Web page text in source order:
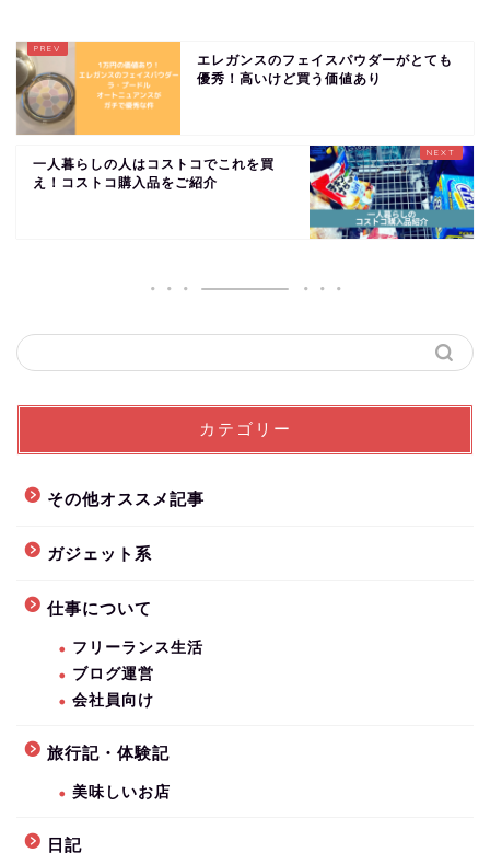
エレガンスのフェイスパウダーがとても
優秀！高いけど買う価値あり
一人暮らしの人はコストコでこれを買
え！コストコ購入品をご紹介
カテゴリー
その他オススメ記事
ガジェット系
仕事について
フリーランス生活
ブログ運営
会社員向け
旅行記・体験記
美味しいお店
日記